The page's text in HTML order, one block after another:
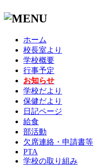
ホーム
校長室より
学校概要
行事予定
お知らせ
学校だより
保健だより
日記ページ
給食
部活動
欠席連絡・申請書等
PTA
学校の取り組み